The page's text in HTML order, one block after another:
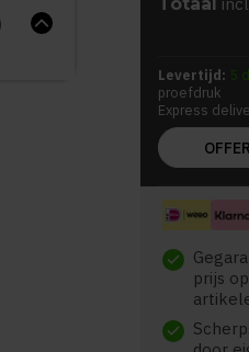
Levertijd: 5
proefdruk
Express
check
prijs
check